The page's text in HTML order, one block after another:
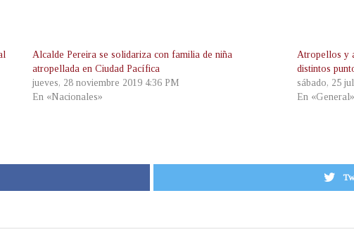
Alcalde Pereira se solidariza con familia de niña
atropellada en Ciudad Pacífica
jueves, 28 noviembre 2019 4:36 PM
En «Nacionales»
Atropellos y
distintos
sábado, 25
En «General»